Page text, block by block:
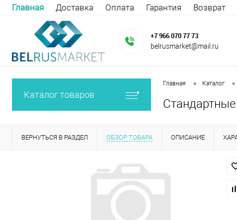
Главная Доставка Оплата Гарантия Возврат
+7 966 070 77 73
belrusmarket@mail.ru
Каталог товаров
Главная • Каталог •
ВЕРНУТЬСЯ В РАЗДЕЛ ОБЗОР ТОВАРА ОПИСАНИЕ